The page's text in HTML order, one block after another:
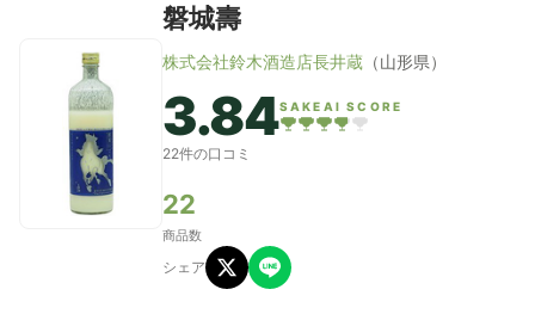
磐城壽
株式会社鈴木酒造店長井蔵 （山形県）
3.84SAKEAI SCORE
22件の口コミ
22
商品数
シェア